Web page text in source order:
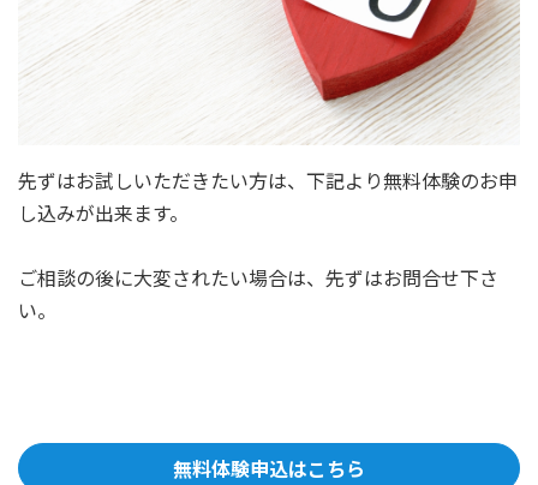
先ずはお試しいただきたい方は、下記より無料体験のお申
し込みが出来ます。
ご相談の後に大変されたい場合は、先ずはお問合せ下さ
い。
無料体験申込はこちら